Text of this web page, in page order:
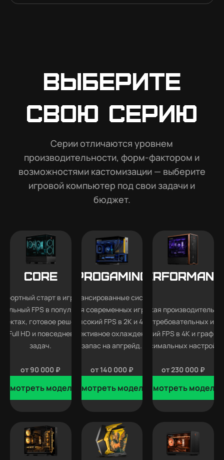
Выберите
свою серию
Серии отличаются уровнем
производительности, форм-фактором и
возможностями кастомизации — выберите
игровой компьютер под свои задачи и
бюджет.
Core
старт в играх —
FPS в популярных
готовое решение
Full HD и повседневных
задач.
от 90 000 ₽
Смотреть модели
Progaming
Сбалансированные системы
для современных игр —
высокий FPS в 2K и 4K,
эффективное охлаждение и
запас на апгрейд.
от 140 000 ₽
Смотреть модели
Высокая
для требовательных игр
высокий FPS в 4K и
максимальных
от 230 000 ₽
Смотреть модели